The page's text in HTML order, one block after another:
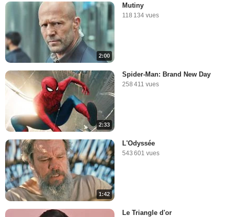
2:00
Mutiny
118 134 vues
2:33
Spider-Man: Brand New Day
258 411 vues
1:42
L'Odyssée
543 601 vues
Le Triangle d'or